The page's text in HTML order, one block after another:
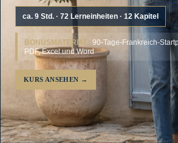
ca. 9 Std. · 72 Lerneinheiten · 12 Kapitel
BONUSMATERIAL: 90-Tage-Frankreich-
PDF, Excel und Word
KURS ANSEHEN →